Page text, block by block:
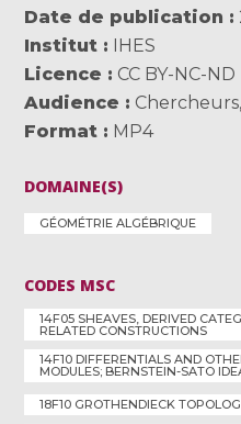
Date de publication
Institut
IHES
Licence
CC BY-NC-ND
Audience
Chercheurs,
Format
MP4
DOMAINE(S)
GÉOMÉTRIE ALGÉBRIQUE
CODES MSC
14F05 SHEAVES, DERIVED
RELATED CONSTRUCTIONS
14F10 DIFFERENTIALS AND
MODULES; BERNSTEIN-SATO
18F10 GROTHENDIECK